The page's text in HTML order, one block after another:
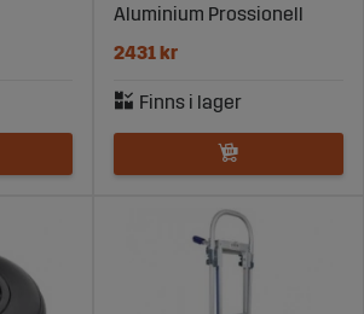
Aluminium Prossionell
2431 kr